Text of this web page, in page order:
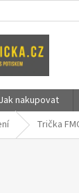
Jak nakupovat
Trička